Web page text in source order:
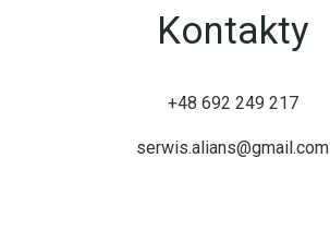
Kontakty
+48 692 249 217
serwis.alians@gmail.com